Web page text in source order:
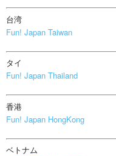
台湾
Fun! Japan Taiwan
タイ
Fun! Japan Thailand
香港
Fun! Japan HongKong
ベトナム